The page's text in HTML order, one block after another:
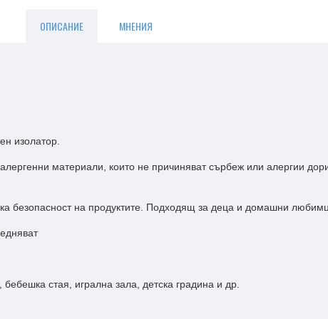
ОПИСАНИЕ МНЕНИЯ
изолатор.
материали, които не причиняват сърбеж или алергии
безопасност на продуктите. Подходящ за деца и домашни
стая, игрална зала, детска градина и др.